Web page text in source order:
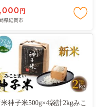
円
県延岡市
米神子米500g×4袋計2kgみこ